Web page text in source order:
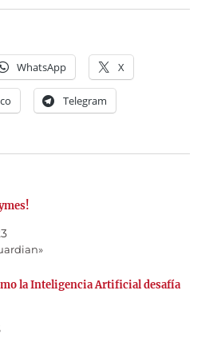
WhatsApp X
Telegram
la Inteligencia Artificial desafía